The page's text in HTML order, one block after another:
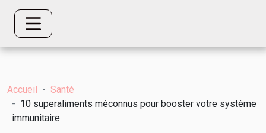
Accueil
Santé
10 superaliments méconnus pour booster votre système
immunitaire